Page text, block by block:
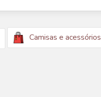
Camisas e acessórios